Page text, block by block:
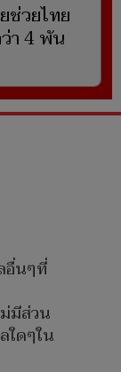
ช่วยไทย
า 4 พัน
อื่นๆที่
มีส่วน
ใดๆใน